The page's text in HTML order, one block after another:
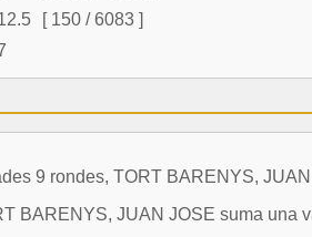
[ 150 / 6083 ]
9 rondes, TORT BARENYS,
BARENYS, JUAN JOSE suma una